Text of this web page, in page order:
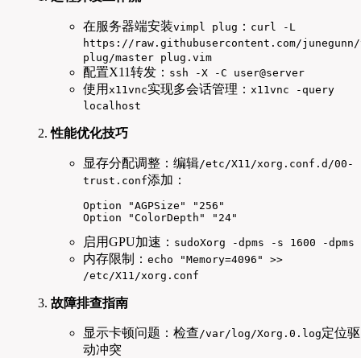
在服务器端安装vimpl plug ： curl -L
https://raw.githubusercontent.com/
plug/master plug.vim
配置X11转发： ssh -X -C user@server
使用 x11vnc实现多会话管理： x11vnc -query
localhost
性能优化技巧
显存分配调整：编辑/etc/X11/xorg.conf.d/00-
trust.conf添加：
Option "AGPSize" "256"
Option "ColorDepth" "24"
启用GPU加速： sudoXorg -dpms -s 1600 -dpms
内存限制： echo "Memory=4096" >>
/etc/X11/xorg.conf
故障排查指南
显示卡顿问题：检查 /var/log/Xorg.0.log定位驱
动冲突